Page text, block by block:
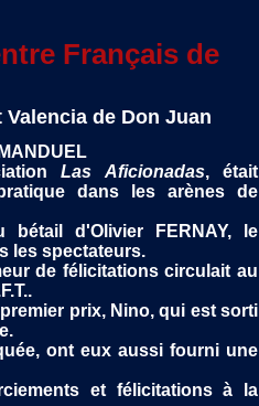
Français de
de Don Juan
Las Aficionadas, était
dans les arènes de
bétail d'Olivier FERNAY, le
les spectateurs.
de félicitations circulait au
prix, Nino, qui est sorti
ont eux aussi fourni une
et félicitations à la